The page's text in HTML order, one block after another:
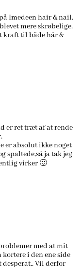
Imedeen hair & nail.
mere skrøbelige.
kraft til både hår &
er ret træt af at rende
er absolut ikke noget
spaltede,så ja tak jeg
virker 🙂
med at mit
i den ene side
desperat.. Vil derfor